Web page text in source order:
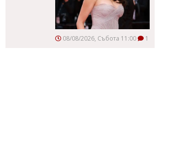
08/08/2026, Събота 11:00 1